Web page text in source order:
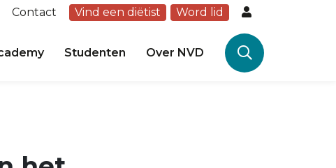
Contact Vind een diëtist Word lid
Studenten Over NVD